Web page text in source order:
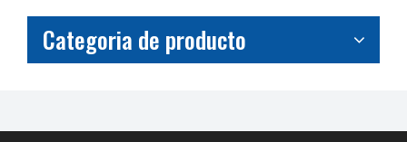
Categoria de producto